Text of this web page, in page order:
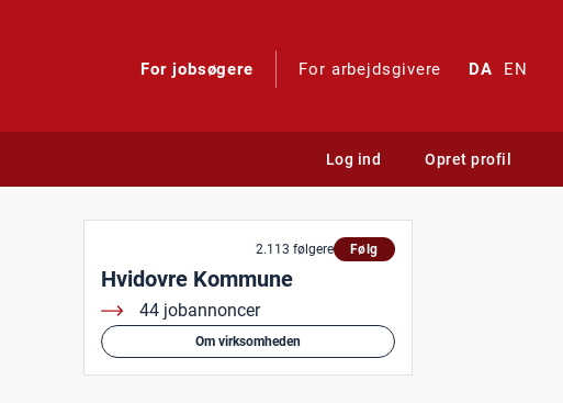
For jobsøgere For arbejdsgivere DA EN
Log ind Opret profil
2.113 følgere Følg
Hvidovre Kommune
44 jobannoncer
Om virksomheden